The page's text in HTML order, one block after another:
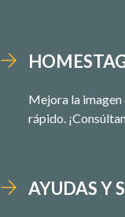
Mejora la imagen
rápido.
AYUDAS Y